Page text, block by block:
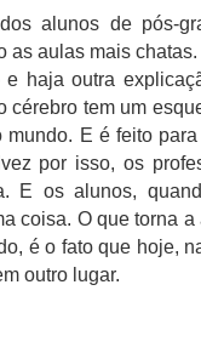
alunos de pós-
as aulas mais chatas.
haja outra
cérebro tem um
E é feito
por isso, os
E os alunos,
coisa. O que torna
é o fato que hoje,
outro lugar.